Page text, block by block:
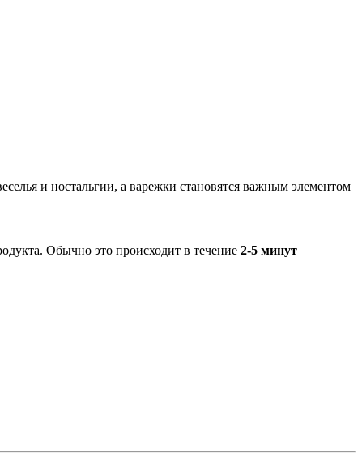
и ностальгии, а варежки становятся важным элементом
Обычно это происходит в течение 2-5 минут